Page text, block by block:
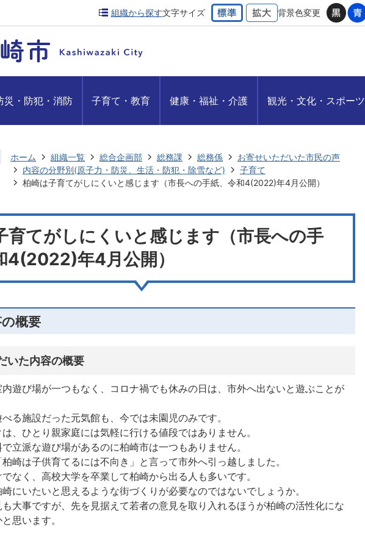
組織から探す文字サイズ 背景色変更
災・防犯・消防 子育て・教育 健康・福祉・介護 観光・文化・スポーツ
ホーム 組織一覧 総合企画部 総務課 総務係
お寄せいただいた市民の声
内容の分野別(原子力・防災、生活・防犯・除雪など)
子育て
柏崎は子育てがしにくいと感じます（市長への手紙、令和4(2022)年4月公開）
育てがしにくいと感じます（市長への手
4(2022)年4月公開）
概要
いた内容の概要
遊び場が一つもなく、コロナ禍でも休みの日は、市外へ出ないと遊ぶことが
る施設だった元気館も、今では未園児のみです。
、ひとり親家庭には気軽に行ける値段ではありません。
立派な遊び場があるのに柏崎市は一つもありません。
崎は子供育てるには不向き」と言って市外へ引っ越しました。
なく、高校大学を卒業して柏崎から出る人も多いです。
にいたいと思えるような街づくりが必要なのではないでしょうか。
大事ですが、先を見据えて若者の意見を取り入れるほうが柏崎の活性化にな
思います。